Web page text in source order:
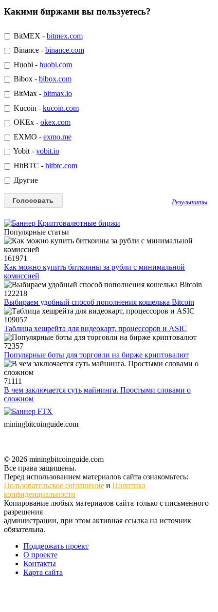
Какими биржами вы пользуетесь?
BitMEX - bitmex.com
Binance - binance.com
Huobi - huobi.com
Bibox - bibox.com
BitMax - bitmax.io
Kucoin - kucoin.com
OKEx - okex.com
EXMO - exmo.me
Yobit - yobit.io
HitBTC - hitbtc.com
Другие
Результаты
Популярные статьи
161971
Как можно купить биткоины за рубли с минимальной
комиссией
122218
Выбираем удобный способ пополнения кошелька Bitcoin
109057
Таблица хешрейта для видеокарт, процессоров и ASIC
72357
Популярные боты для торговли на бирже криптовалют
71111
В чем заключается суть майнинга. Простыми словами о
сложном
miningbitcoinguide.com
© 2026 miningbitcoinguide.com
Все права защищены.
Перед использованием материалов сайта ознакомьтесь:
Пользовательское соглашение и Политика
конфиденциальности
Копирование любых материалов сайта только с письменного
разрешения
администрации, при этом активная ссылка на источник
обязательна.
Поддержать проект
О проекте
Контакты
Карта сайта